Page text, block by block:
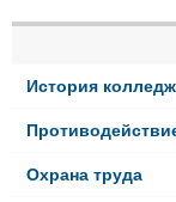
История
Охрана труда